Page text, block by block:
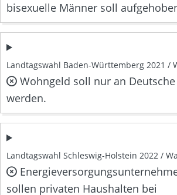
bisexuelle Männer soll
Landtagswahl Baden-Württemberg 2021 /
Wohngeld soll nur an
werden.
Landtagswahl Schleswig-Holstein 2022 /
sollen privaten Haushalten bei